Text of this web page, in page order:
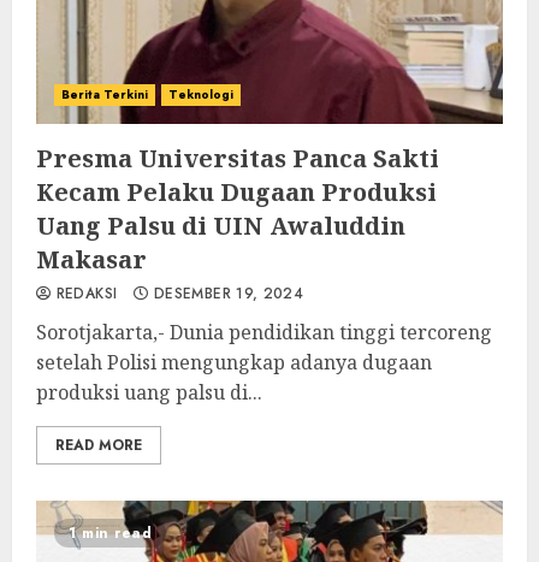
Berita Terkini Teknologi
Presma Universitas Panca Sakti
Kecam Pelaku Dugaan Produksi
Uang Palsu di UIN Awaluddin
Makasar
REDAKSI DESEMBER 19, 2024
Sorotjakarta,- Dunia pendidikan tinggi tercoreng
setelah Polisi mengungkap adanya dugaan
produksi uang palsu di...
READ MORE
1 min read